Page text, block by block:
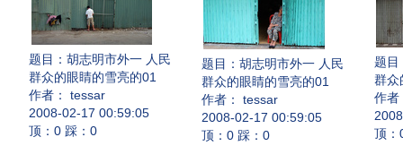
题目： 胡志明市外一 人民
群众的眼睛的雪亮的01
作者： tessar
2008-02-17 00:59:05
顶：0 踩：0
题目： 胡志明市外一 人民
群众的眼睛的雪亮的01
作者： tessar
2008-02-17 00:59:05
顶：0 踩：0
题目
群众
作者
顶：